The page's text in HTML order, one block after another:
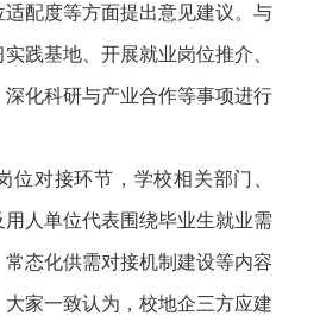
配度等方面提出意见建议。与
践基地、开展就业岗位推介、
化科研与产业合作等事项进行
位对接环节，学校相关部门、
人单位代表围绕毕业生就业需
态化供需对接机制建设等内容
家一致认为，校地企三方应建